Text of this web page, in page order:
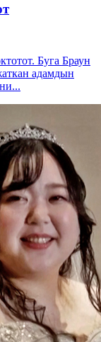
Буга Браун
адамдын